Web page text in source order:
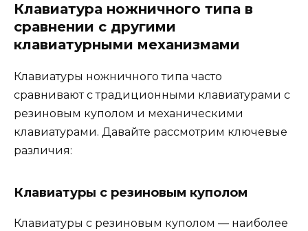
Клавиатура ножничного типа в
сравнении с другими
клавиатурными механизмами
Клавиатуры ножничного типа часто
сравнивают с традиционными клавиатурами с
резиновым куполом и механическими
клавиатурами. Давайте рассмотрим ключевые
различия:
Клавиатуры с резиновым куполом
Клавиатуры с резиновым куполом — наиболее